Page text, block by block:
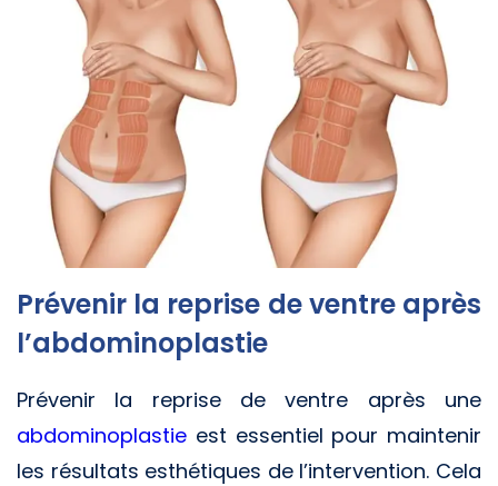
Prévenir la reprise de ventre après
l’abdominoplastie
Prévenir la reprise de ventre après une
abdominoplastie est essentiel pour maintenir
les résultats esthétiques de l’intervention. Cela